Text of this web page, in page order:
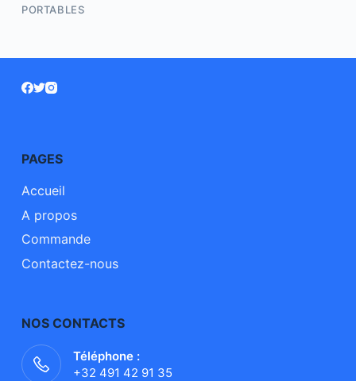
PORTABLES
PAGES
Accueil
A propos
Commande
Contactez-nous
NOS CONTACTS
Téléphone :
+32 491 42 91 35